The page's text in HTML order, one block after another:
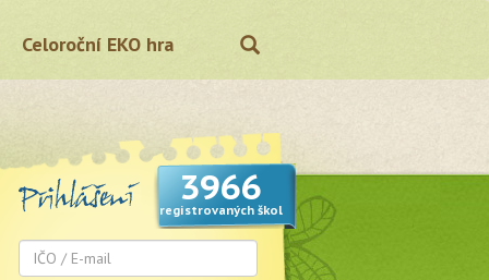
Celoroční EKO hra
3966
registrovaných škol